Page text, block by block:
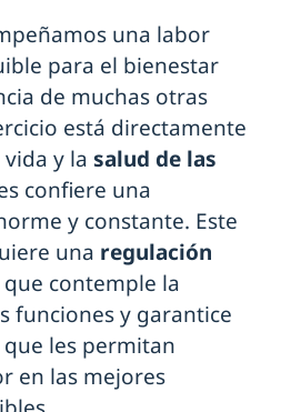
una labor
para el bienestar
de muchas otras
está directamente
y la salud de las
confiere una
y constante. Este
una regulación
que contemple la
funciones y garantice
les permitan
en las mejores